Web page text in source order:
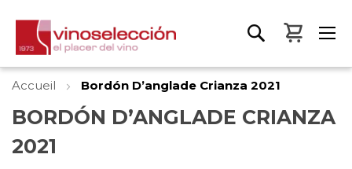
Mon
Accueil Bordón D’anglade Crianza 2021
BORDÓN D’ANGLADE CRIANZA
2021